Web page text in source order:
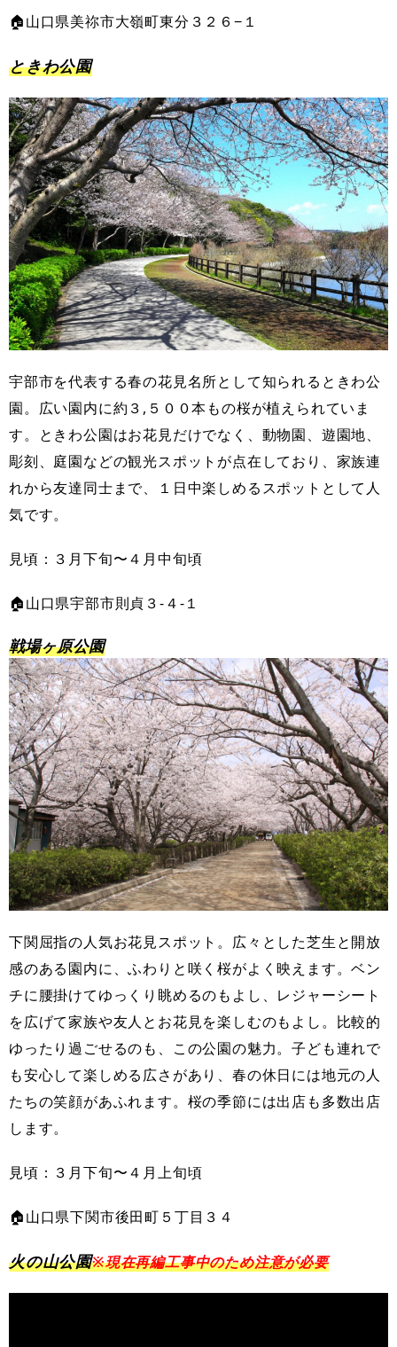
🏠山口県美祢市大嶺町東分３２６−１
ときわ公園
宇部市を代表する春の花見名所として知られるときわ公
園。広い園内に約３,５００本もの桜が植えられていま
す。ときわ公園はお花見だけでなく、動物園、遊園地、
彫刻、庭園などの観光スポットが点在しており、家族連
れから友達同士まで、１日中楽しめるスポットとして人
気です。
見頃：３月下旬〜４月中旬頃
🏠山口県宇部市則貞３-４-１
戦場ヶ原公園
下関屈指の人気お花見スポット。広々とした芝生と開放
感のある園内に、ふわりと咲く桜がよく映えます。ベン
チに腰掛けてゆっくり眺めるのもよし、レジャーシート
を広げて家族や友人とお花見を楽しむのもよし。比較的
ゆったり過ごせるのも、この公園の魅力。子ども連れで
も安心して楽しめる広さがあり、春の休日には地元の人
たちの笑顔があふれます。桜の季節には出店も多数出店
します。
見頃：３月下旬〜４月上旬頃
🏠山口県下関市後田町５丁目３４
火の山公園※現在再編工事中のため注意が必要